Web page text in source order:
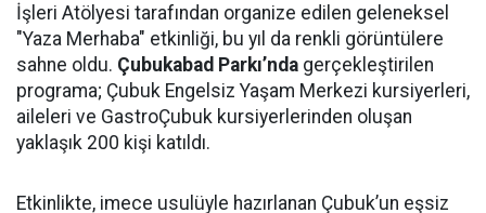
İşleri Atölyesi tarafından organize edilen geleneksel
"Yaza Merhaba" etkinliği, bu yıl da renkli görüntülere
sahne oldu. Çubukabad Parkı’nda gerçekleştirilen
programa; Çubuk Engelsiz Yaşam Merkezi kursiyerleri,
aileleri ve GastroÇubuk kursiyerlerinden oluşan
yaklaşık 200 kişi katıldı.
Etkinlikte, imece usulüyle hazırlanan Çubuk’un eşsiz